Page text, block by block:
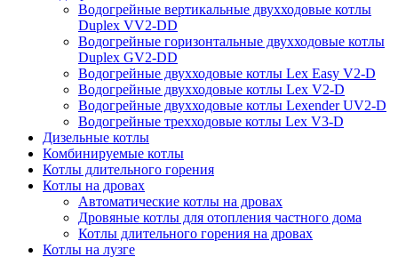
Водогрейные вертикальные двухходовые котлы
Duplex VV2-DD
Водогрейные горизонтальные двухходовые котлы
Duplex GV2-DD
Водогрейные двухходовые котлы Lex Easy V2-D
Водогрейные двухходовые котлы Lex V2-D
Водогрейные двухходовые котлы Lexender UV2-D
Водогрейные трехходовые котлы Lex V3-D
Дизельные котлы
Комбинируемые котлы
Котлы длительного горения
Котлы на дровах
Автоматические котлы на дровах
Дровяные котлы для отопления частного дома
Котлы длительного горения на дровах
Котлы на лузге